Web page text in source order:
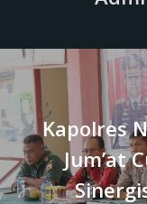
Kapolres
Jum’at